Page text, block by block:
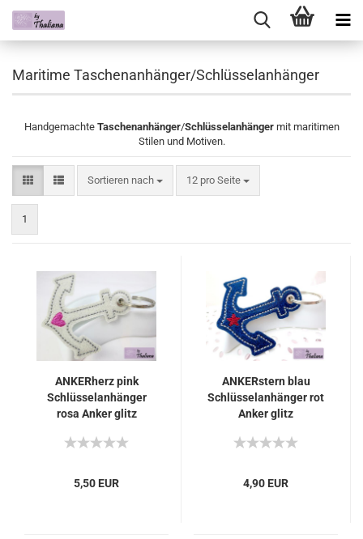
Maritime Taschenanhänger/Schlüsselanhänger
Handgemachte Taschenanhänger/Schlüsselanhängermit maritimen
Stilen und Motiven.
Sortieren nach
Sortieren nach 12 pro Seite
pro Seite
1
ANKERherz pink
Schlüsselanhänger
rosa Anker glitz
5,50 EUR
ANKERstern blau
Schlüsselanhänger rot
Anker glitz
4,90 EUR